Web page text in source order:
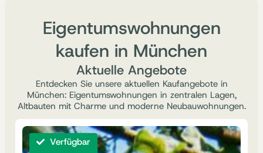
Eigentumswohnungen
kaufen in München
Aktuelle Angebote
Entdecken Sie unsere aktuellen Kaufangebote in
München: Eigentumswohnungen in zentralen Lagen,
Altbauten mit Charme und moderne Neubauwohnungen.
Verfügbar